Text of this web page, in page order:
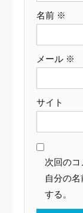
名前 ※
メール ※
サイト
次回の
自分の
する。